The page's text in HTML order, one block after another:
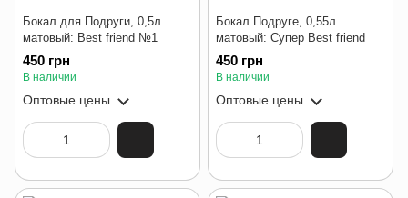
Бокал для Подруги, 0,5л
матовый: Best friend №1
450 грн
В наличии
Оптовые цены
Бокал Подруге, 0,55л
матовый: Супер Best friend
450 грн
В наличии
Оптовые цены